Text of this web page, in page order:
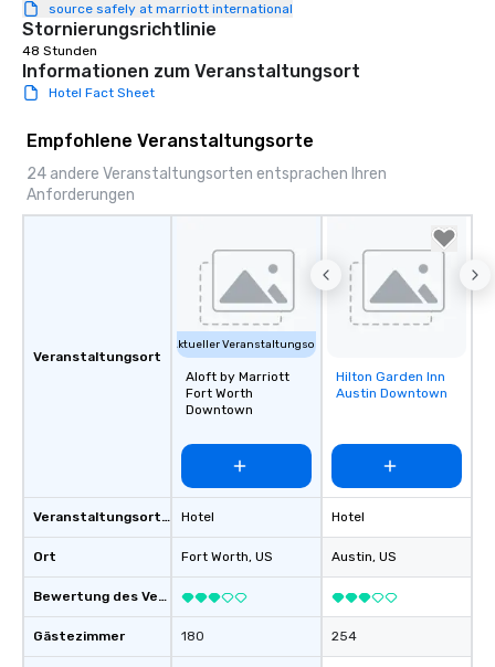
weddings all over the
mood for your "I do"
hour, to providing
for dinner which lead
unforgettable all
Pop Nouveau will be
of the way to make
wedding day a
and every budget.
source safely at marriott international
Stornierungsrichtlinie
48 Stunden
Informationen zum Veranstaltungsort
Hotel Fact Sheet
Empfohlene Veranstaltungsorte
24 andere Veranstaltungsorten entsprachen Ihren
Anforderungen
Veranstaltungsort
Veranstaltungsortstyp
Ort
Bewertung des Veranstaltungsortes
Gästezimmer
Aktueller Veranstaltungsort
Aloft by Marriott
Fort Worth
Downtown
Hotel
Fort Worth, US
180
Removed from
favorites
Hilton Garden Inn
Austin Downtown
Hotel
Austin, US
254